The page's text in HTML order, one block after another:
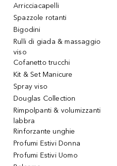
Arricciacapelli
Spazzole rotanti
Bigodini
Rulli di giada & massaggio
viso
Cofanetto trucchi
Kit & Set Manicure
Spray viso
Douglas Collection
Rimpolpanti & volumizzanti
labbra
Rinforzante unghie
Profumi Estivi Donna
Profumi Estivi Uomo